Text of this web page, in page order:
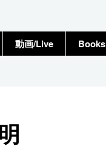
動画/Live Books